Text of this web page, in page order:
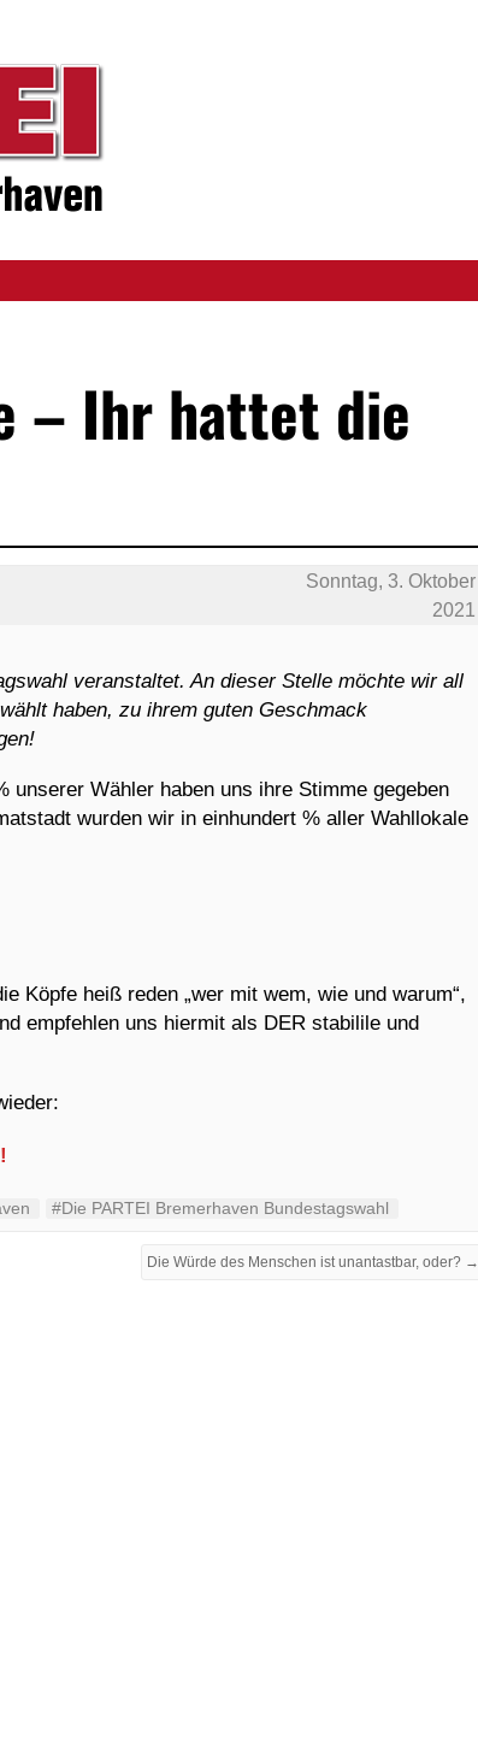
– Ihr hattet die
Sonntag, 3. Oktober
2021
veranstaltet. An dieser Stelle möchte wir all
haben, zu ihrem guten Geschmack
unserer Wähler haben uns ihre Stimme gegeben
wurden wir in einhundert % aller Wahllokale
Köpfe heiß reden „wer mit wem, wie und warum“,
empfehlen uns hiermit als DER stabilile und
#Die PARTEI Bremerhaven Bundestagswahl
Die Würde des Menschen ist unantastbar, oder? →